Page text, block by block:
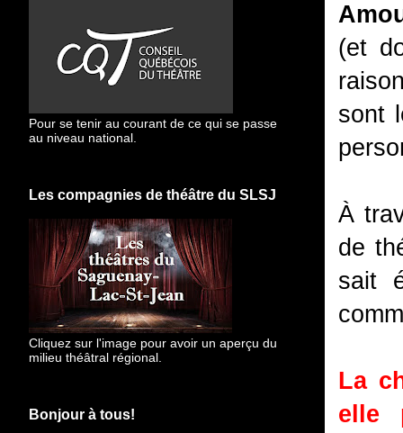
(et
sont
À
de
sait
La
elle
Pour se tenir au courant de ce qui se passe
au niveau national.
Les compagnies de théâtre du SLSJ
Cliquez sur l'image pour avoir un aperçu du
milieu théâtral régional.
Bonjour à tous!